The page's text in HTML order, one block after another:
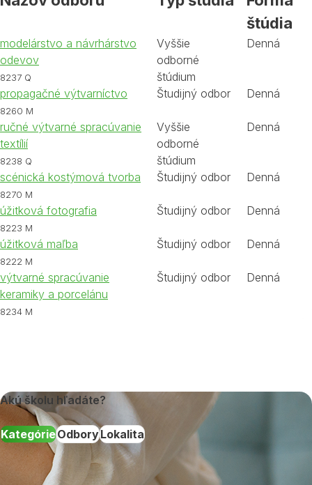
štúdia
modelárstvo a návrhárstvo
odevov
8237 Q
Vyššie
odborné
štúdium
Denná
propagačné výtvarníctvo
8260 M
Študijný odbor Denná
ručné výtvarné spracúvanie
textílií
8238 Q
Vyššie
odborné
štúdium
Denná
scénická kostýmová tvorba
8270 M
Študijný odbor Denná
úžitková fotografia
8223 M
Študijný odbor Denná
úžitková maľba
8222 M
Študijný odbor Denná
výtvarné spracúvanie
keramiky a porcelánu
8234 M
Študijný odbor Denná
Akú školu hľadáte?
KategórieOdboryLokalita